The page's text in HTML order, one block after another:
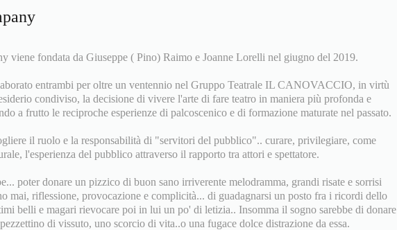
viene fondata da Giuseppe ( Pino) Raimo e Joanne Lorelli nel giugno del 2019.
entrambi per oltre un ventennio nel Gruppo Teatrale IL CANOVACCIO, in virtù
condiviso, la decisione di vivere l'arte di fare teatro in maniera più profonda e
a frutto le reciproche esperienze di palcoscenico e di formazione maturate nel passato.
il ruolo e la responsabilità di "servitori del pubblico".. curare, privilegiare, come
l'esperienza del pubblico attraverso il rapporto tra attori e spettatore.
poter donare un pizzico di buon sano irriverente melodramma, grandi risate e sorrisi
mai, riflessione, provocazione e complicità... di guadagnarsi un posto fra i ricordi dello
belli e magari rievocare poi in lui un po' di letizia.. Insomma il sogno sarebbe di donare
di vissuto, uno scorcio di vita..o una fugace dolce distrazione da essa.